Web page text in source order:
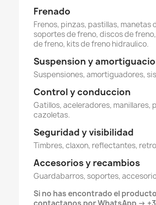
Frenado
Frenos, pinzas, pastillas, manetas
soportes de freno, discos de
de freno, kits de freno hidraulico.
Suspension y
Suspensiones, amortiguadores,
Control y conduccion
Gatillos, aceleradores, manillares,
cazoletas.
Seguridad y visibilidad
Timbres, claxon, reflectantes,
Accesorios y recambios
Guardabarros, soportes,
Si no has encontrado el